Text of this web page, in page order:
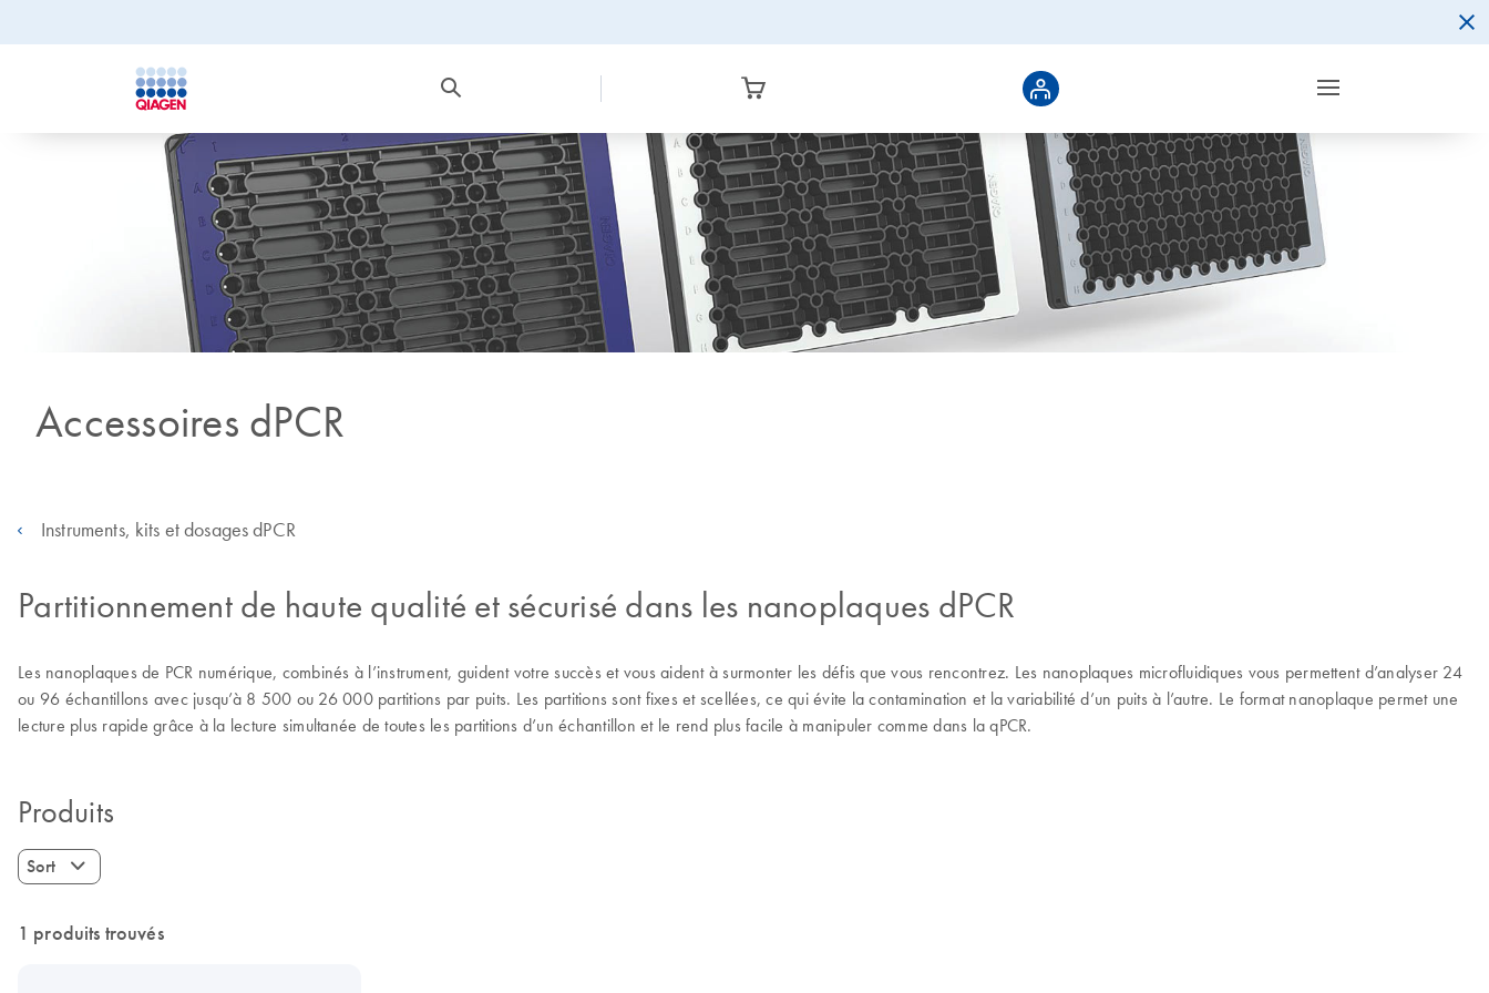
Accessoires dPCR
Instruments, kits et dosages dPCR
Partitionnement de haute qualité et sécurisé dans les nanoplaques dPCR
Les nanoplaques de PCR numérique, combinés à l’instrument, guident votre succès et vous aident à surmonter les défis que vous rencontrez. Les nanoplaques microfluidiques vous permettent d’analyser 24
ou 96 échantillons avec jusqu’à 8 500 ou 26 000 partitions par puits. Les partitions sont fixes et scellées, ce qui évite la contamination et la variabilité d’un puits à l’autre. Le format nanoplaque permet une
lecture plus rapide grâce à la lecture simultanée de toutes les partitions d’un échantillon et le rend plus facile à manipuler comme dans la qPCR.
Produits
Sort
1 produits trouvés